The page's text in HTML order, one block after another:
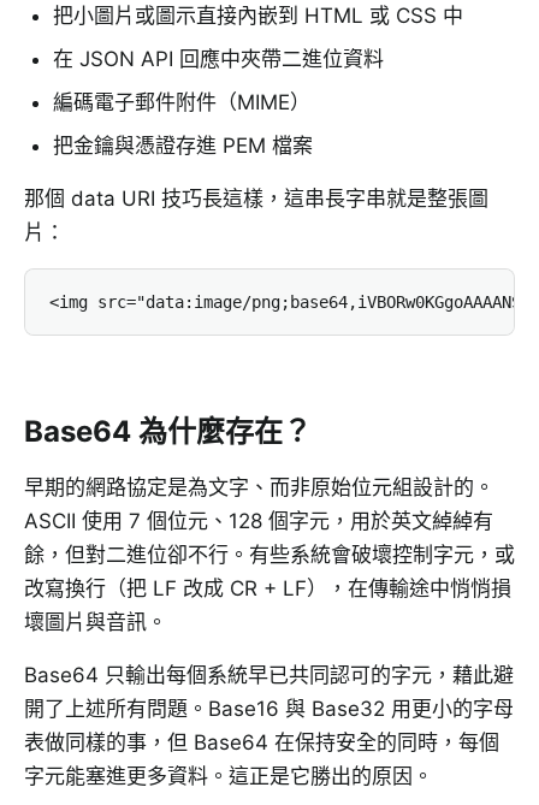
把小圖片或圖示直接內嵌到 HTML 或 CSS 中
在 JSON API 回應中夾帶二進位資料
編碼電子郵件附件（MIME）
把金鑰與憑證存進 PEM 檔案
那個 data URI 技巧長這樣，這串長字串就是整張圖
片：
<img src="data:image/
Base64 為什麼存在？
早期的網路協定是為文字、而非原始位元組設計的。
ASCII 使用 7 個位元、128 個字元，用於英文綽綽有
餘，但對二進位卻不行。有些系統會破壞控制字元，或
改寫換行（把 LF 改成 CR + LF），在傳輸途中悄悄損
壞圖片與音訊。
Base64 只輸出每個系統早已共同認可的字元，藉此避
開了上述所有問題。Base16 與 Base32 用更小的字母
表做同樣的事，但 Base64 在保持安全的同時，每個
字元能塞進更多資料。這正是它勝出的原因。